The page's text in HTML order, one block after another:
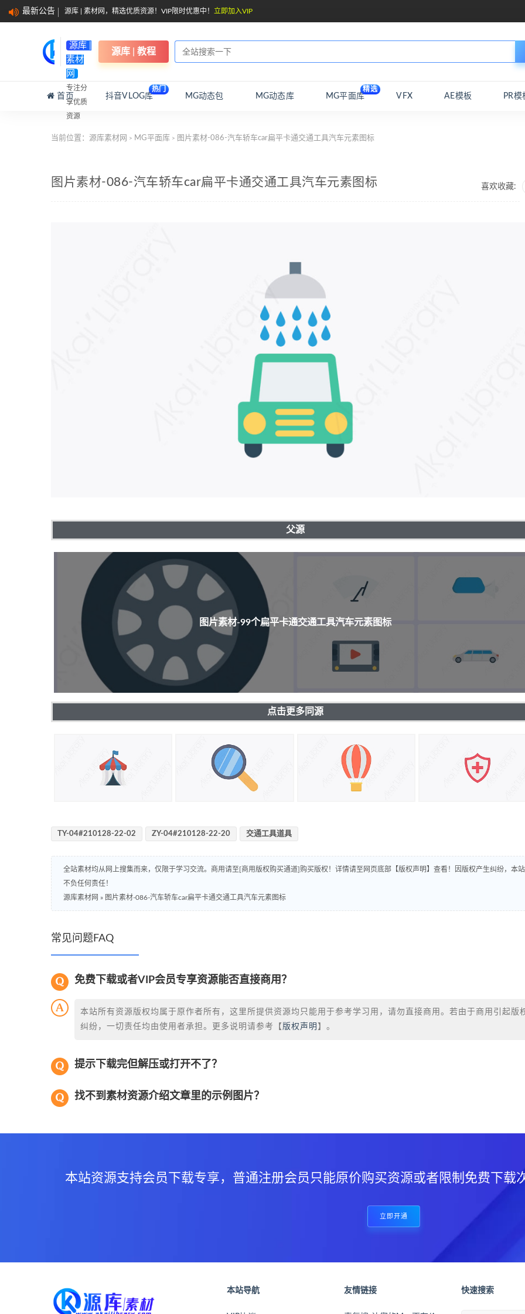
最新公告 源库 | 素材网，精选优质资源！VIP限时优惠中！ 立即加入VIP
源库 |
素材
网
专注分
享优质
资源
源库 | 教程
首页 抖音VLOG库
热门
MG动态包 MG动态库 MG平面库
精选
VFX AE模板 PR模
当前位置： 源库素材网 > MG平面库 > 图片素材-086-汽车轿车car扁平卡通交通工具汽车元素图标
喜欢收藏:
图片素材-086-汽车轿车car扁平卡通交通工具汽车元素图标
父源
图片素材-99个扁平卡通交通工具汽车元素图标
点击更多同源
TY-04#210128-22-02 ZY-04#210128-22-20 交通工具道具
全站素材均从网上搜集而来，仅限于学习交流。商用请至[商用版权购买通道]购买版权！详情请至网页底部【版权声明】查看！因版权产生纠纷，本站
不负任何责任！
源库素材网 » 图片素材-086-汽车轿车car扁平卡通交通工具汽车元素图标
常见问题FAQ
免费下载或者VIP会员专享资源能否直接商用？
本站所有资源版权均属于原作者所有，这里所提供资源均只能用于参考学习用，请勿直接商用。若由于商用引起版
纠纷，一切责任均由使用者承担。更多说明请参考【 版权声明 】。
提示下载完但解压或打开不了？
找不到素材资源介绍文章里的示例图片？
本站资源支持会员下载专享，普通注册会员只能原价购买资源或者限制免费下载
立即开通
本站导航 友情链接 快速搜索